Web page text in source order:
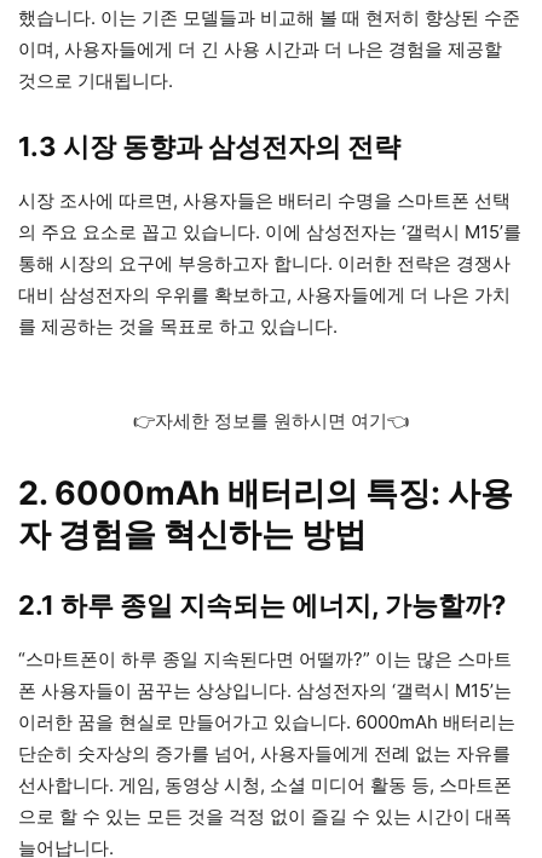
했습니다. 이는 기존 모델들과 비교해 볼 때 현저히 향상된 수준
이며, 사용자들에게 더 긴 사용 시간과 더 나은 경험을 제공할
것으로 기대됩니다.
1.3 시장 동향과 삼성전자의 전략
시장 조사에 따르면, 사용자들은 배터리 수명을 스마트폰 선택
의 주요 요소로 꼽고 있습니다. 이에 삼성전자는 ‘갤럭시 M15’를
통해 시장의 요구에 부응하고자 합니다. 이러한 전략은 경쟁사
대비 삼성전자의 우위를 확보하고, 사용자들에게 더 나은 가치
를 제공하는 것을 목표로 하고 있습니다.
👉자세한 정보를 원하시면 여기👈
2. 6000mAh 배터리의 특징: 사용
자 경험을 혁신하는 방법
2.1 하루 종일 지속되는 에너지, 가능할까?
“스마트폰이 하루 종일 지속된다면 어떨까?” 이는 많은 스마트
폰 사용자들이 꿈꾸는 상상입니다. 삼성전자의 ‘갤럭시 M15’는
이러한 꿈을 현실로 만들어가고 있습니다. 6000mAh 배터리는
단순히 숫자상의 증가를 넘어, 사용자들에게 전례 없는 자유를
선사합니다. 게임, 동영상 시청, 소셜 미디어 활동 등, 스마트폰
으로 할 수 있는 모든 것을 걱정 없이 즐길 수 있는 시간이 대폭
늘어납니다.